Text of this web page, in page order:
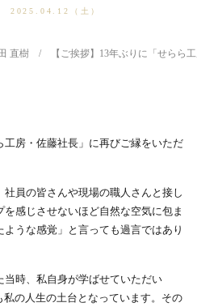
2025.04.12（土）
直樹 【ご挨拶】13年ぶりに「せらら
房・佐藤社長」に再びご縁をいただ
員の皆さんや現場の職人さんと接し
感じさせないほど自然な空気に包ま
うな感覚」と言っても過言ではあり
時、私自身が学ばせていただい
の人生の土台となっています。その